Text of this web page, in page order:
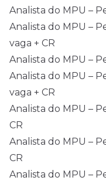
Analista do MPU –
Analista do MPU –
vaga + CR
Analista do MPU –
Analista do MPU –
vaga + CR
Analista do MPU –
CR
Analista do MPU –
CR
Analista do MPU –